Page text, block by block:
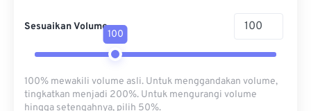
Sesuaikan Volume
100
100% mewakili volume asli. Untuk menggandakan volume,
tingkatkan menjadi 200%. Untuk mengurangi volume
hingga setengahnya, pilih 50%.